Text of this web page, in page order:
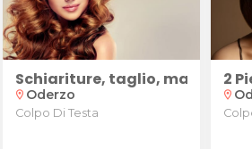
con linfodrenaggio Vodder +
Schiariture, taglio, maschera
location_on Oderzo
Colpo Di Testa
2
location_on